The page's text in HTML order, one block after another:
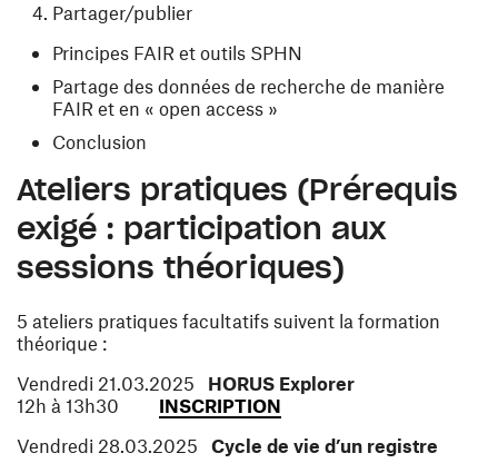
Partager/publier
Principes FAIR et outils SPHN
Partage des données de recherche de manière
FAIR et en « open access »
Conclusion
Ateliers pratiques (Prérequis
exigé : participation aux
sessions théoriques)
5 ateliers pratiques facultatifs suivent la formation
théorique :
Vendredi 21.03.2025 HORUS Explorer
12h à 13h30 INSCRIPTION
Vendredi 28.03.2025 Cycle de vie d’un registre